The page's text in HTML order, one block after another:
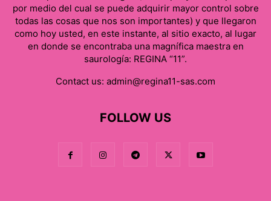
por medio del cual se puede adquirir mayor control sobre
todas las cosas que nos son importantes) y que llegaron
como hoy usted, en este instante, al sitio exacto, al lugar
en donde se encontraba una magnífica maestra en
saurología: REGINA “11”.
Contact us: admin@regina11-sas.com
FOLLOW US